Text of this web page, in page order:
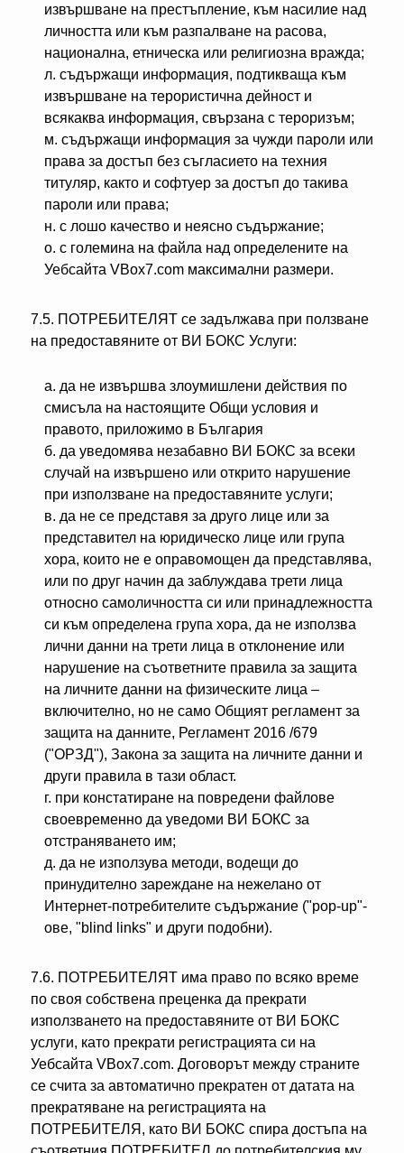
извършване на престъпление, към насилие над
личността или към разпалване на расова,
национална, етническа или религиозна вражда;
л. съдържащи информация, подтикваща към
извършване на терористична дейност и
всякаква информация, свързана с тероризъм;
м. съдържащи информация за чужди пароли или
права за достъп без съгласието на техния
титуляр, както и софтуер за достъп до такива
пароли или права;
н. с лошо качество и неясно съдържание;
o. с големина на файла над определените на
Уебсайта VBox7.com максимални размери.
7.5. ПОТРЕБИТЕЛЯТ се задължава при ползване
на предоставяните от ВИ БОКС Услуги:
а. да не извършва злоумишлени действия по
смисъла на настоящите Общи условия и
правото, приложимо в България
б. да уведомява незабавно ВИ БОКС за всеки
случай на извършено или открито нарушение
при използване на предоставяните услуги;
в. да не се представя за друго лице или за
представител на юридическо лице или група
хора, които не е оправомощен да представлява,
или по друг начин да заблуждава трети лица
относно самоличността си или принадлежността
си към определена група хора, да не използва
лични данни на трети лица в отклонение или
нарушение на съответните правила за защита
на личните данни на физическите лица –
включително, но не само Общият регламент за
защита на данните, Регламент 2016 /679
("ОРЗД"), Закона за защита на личните данни и
други правила в тази област.
г. при констатиране на повредени файлове
своевременно да уведоми ВИ БОКС за
отстраняването им;
д. да не използува методи, водещи до
принудително зареждане на нежелано от
Интернет-потребителите съдържание ("pop-up"-
ове, "blind links" и други подобни).
7.6. ПОТРЕБИТЕЛЯТ има право по всяко време
по своя собствена преценка да прекрати
използването на предоставяните от ВИ БОКС
услуги, като прекрати регистрацията си на
Уебсайта VBox7.com. Договорът между страните
се счита за автоматично прекратен от датата на
прекратяване на регистрацията на
ПОТРЕБИТЕЛЯ, като ВИ БОКС спира достъпа на